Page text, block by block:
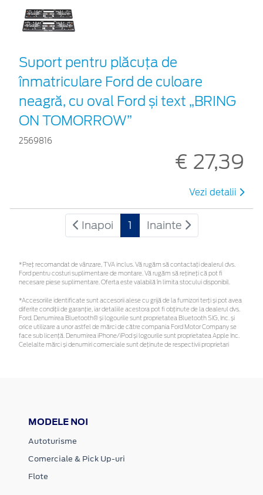
Suport pentru plăcuța de
înmatriculare Ford de culoare
neagră, cu oval Ford și text „BRING
ON TOMORROW”
2569816
€ 27,39
Vezi detalii
Inapoi 1 Inainte
*Preţ recomandat de vânzare, TVA inclus. Vă rugăm să contactaţi dealerul dvs.
Ford pentru costuri suplimentare de montare. Vă rugăm să rețineți că pot fi
necesare piese suplimentare. Oferta este valabilă în limita stocului disponibil.
*Accesoriile identificate sunt accesorii alese cu grijă de la furnizori terți și pot avea
diferite condiții de garanție, iar detaliile acestora pot fi obținute de la dealerul dvs.
Ford. Denumirea Bluetooth® și logourile sunt proprietatea Bluetooth SIG, Inc. și
orice utilizare a unor astfel de mărci de către compania Ford Motor Company se
face sub licență. Denumirea iPhone/iPod și logourile sunt proprietatea Apple Inc.
Celelalte mărci și denumiri comerciale sunt deținute de respectivii proprietari
MODELE NOI
Autoturisme
Comerciale & Pick Up-uri
Flote